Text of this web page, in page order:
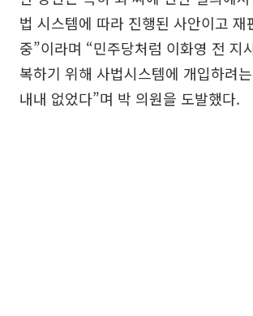
법 시스템에 따라 진행된 사안이고 재
중”이라며 “민주당처럼 이화영 전 지
복하기 위해 사법시스템에 개입하려
내내 없었다”며 박 의원을 도발했다.